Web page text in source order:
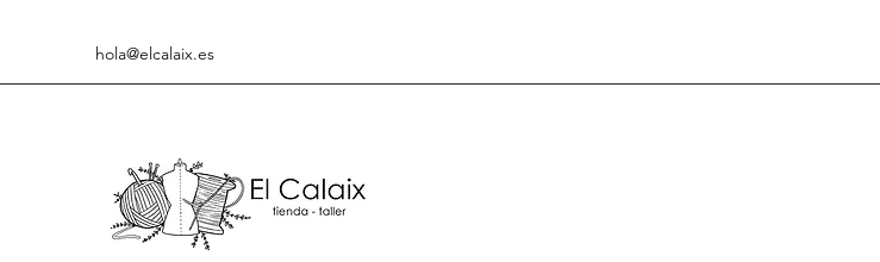
hola@elcalaix.es